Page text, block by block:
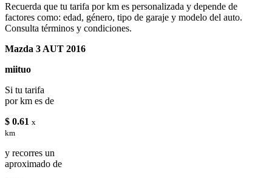
Recuerda que tu tarifa por km es personalizada y depende de
factores como: edad, género, tipo de garaje y modelo del auto.
Consulta términos y condiciones.
Mazda 3 AUT 2016
miituo
Si tu tarifa
por km es de
$ 0.61 x
km
y recorres un
aproximado de